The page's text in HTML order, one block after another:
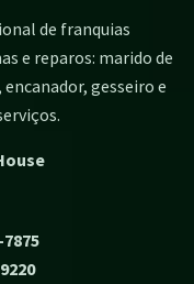
de franquias
e reparos: marido de
gesseiro e
7875